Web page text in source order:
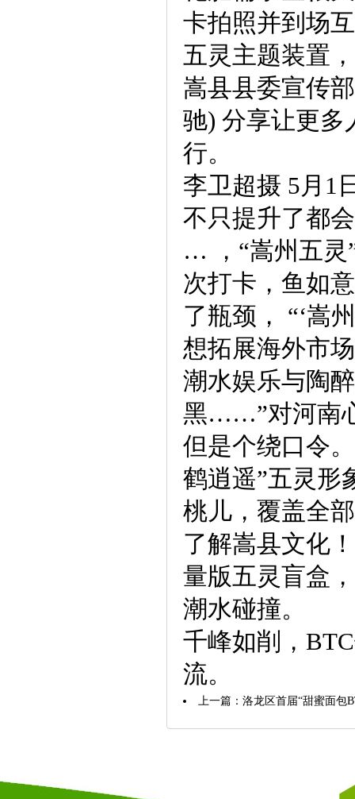
卡拍照并到场
五灵主题装置
嵩县县委宣传
驰) 分享让更多
行。
李卫超摄 5月1
不只提升了都
… ，“嵩州五灵
次打卡，鱼如
了瓶颈， “‘嵩
想拓展海外市
潮水娱乐与陶
黑……”对河南
但是个绕口令。
鹤逍遥”五灵形
桃儿，覆盖全
了解嵩县文化
量版五灵盲盒
潮水碰撞。
千峰如削，
流。
上一篇： 洛龙区首届“甜蜜面包